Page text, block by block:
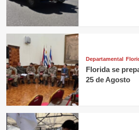
Departamental
Florida se
25 de Agosto